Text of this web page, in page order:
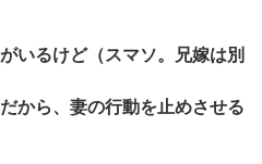
いるけど（スマソ。兄嫁は別
から、妻の行動を止めさせる